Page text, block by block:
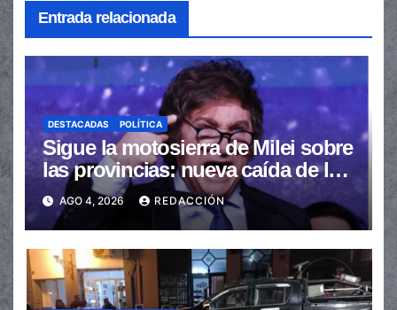
Entrada relacionada
DESTACADAS POLÍTICA
Sigue la motosierra de Milei sobre
las provincias: nueva caída de las
transferencias no automáticas
AGO 4, 2026 REDACCIÓN